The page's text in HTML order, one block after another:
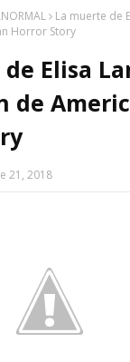
La muerte de
Horror Story
Elisa
de
21, 2018